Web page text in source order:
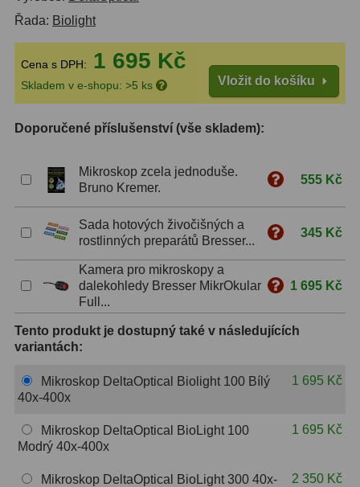
S mřížkou6
Speciální1
Ostatní 29
Barlow65
Sluneční
CLS a UHC13
Mlhovinové14
OIII3
SII2
Planetární6
Proti světelnému znečištění
Řada: Biolight
Cena s DPH: 1 695 Kč
Skladem v e-shopu: >5 ks Vložit do košíku
Doporučené příslušenství (vše skladem):
Mikroskop zcela jednoduše.
Bruno Kremer.
555 Kč
Sada hotových živočišných a
rostlinných preparátů Bresser...
345 Kč
Kamera pro mikroskopy a
dalekohledy Bresser MikrOkular
Full...
1 695 Kč
Tento produkt je dostupný také v následujících
variantách:
Mikroskop DeltaOptical Biolight 100 Bílý
40x-400x
1 695 Kč
Mikroskop DeltaOptical BioLight 100
Modrý 40x-400x
1 695 Kč
Mikroskop DeltaOptical BioLight 300 40x-
2 350 Kč